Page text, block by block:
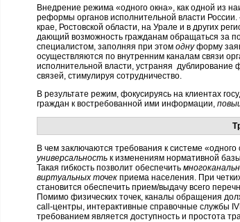
Внедрение режима «одного окна», как одной из
реформы органов исполнительной власти
крае, Ростовской области, на Урале и в других
дающий возможность гражданам обращаться за
специалистом, заполняя при этом однуформу
осуществляются по внутренним каналам связи
исполнительной власти, устраняя дублирование
связей, стимулируя сотрудничество.
В результате режим, фокусируясь на клиентах
граждан к востребованной ими информации,
В чем заключаются требования к системе
универсальность к изменениям нормативной
Такая гибкость позволит обеспечить
виртуальных точек приема населения. При
становится обеспечить прием/выдачу всего
Помимо физических точек, каналы обращения
call-центры, интерактивные справочные службы
требованием является доступность и простота